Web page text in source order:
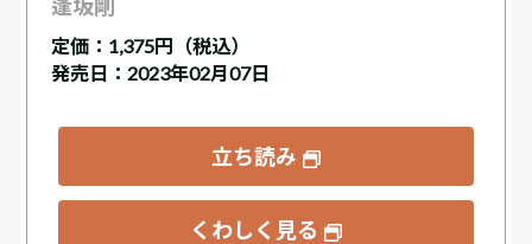
逢坂剛
定価： 1,375円（税込）
発売日：2023年02月07日
立ち読み
くわしく見る